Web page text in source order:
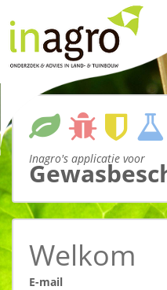
Inagro's applicatie voor
Welkom
E-mail